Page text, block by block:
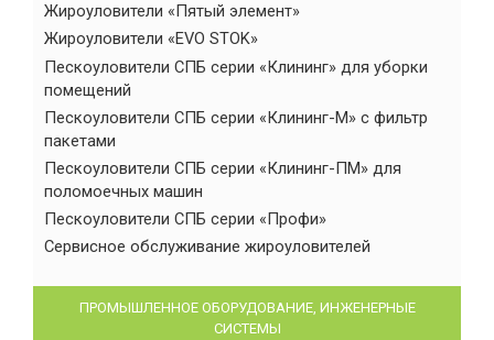
Жироуловители «Пятый элемент»
Жироуловители «EVO STOK»
Пескоуловители СПБ серии «Клининг» для уборки
помещений
Пескоуловители СПБ серии «Клининг-М» с фильтр
пакетами
Пескоуловители СПБ серии «Клининг-ПМ» для
поломоечных машин
Пескоуловители СПБ серии «Профи»
Сервисное обслуживание жироуловителей
ПРОМЫШЛЕННОЕ ОБОРУДОВАНИЕ, ИНЖЕНЕРНЫЕ
СИСТЕМЫ